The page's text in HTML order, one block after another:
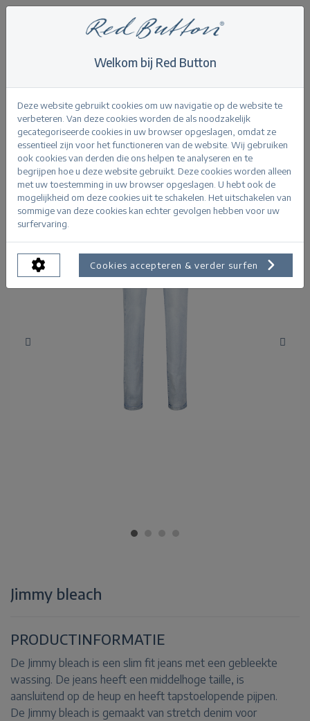
Jimmy bleach
Terug
Jimmy bleach
PRODUCTINFORMATIE
De Jimmy bleach is een slim fit jeans met een gebleekte
wassing. De jeans heeft een middelhoge taille, is
aansluitend op de heup en heeft tapstoelopende pijpen.
De Jimmy bleach is gemaakt van stretch denim voor
Welkom bij Red Button
Deze website gebruikt cookies om uw navigatie op de website te
verbeteren. Van deze cookies worden de als noodzakelijk
gecategoriseerde cookies in uw browser opgeslagen, omdat ze
essentieel zijn voor het functioneren van de website. Wij gebruiken
ook cookies van derden die ons helpen te analyseren en te
begrijpen hoe u deze website gebruikt. Deze cookies worden alleen
met uw toestemming in uw browser opgeslagen. U hebt ook de
mogelijkheid om deze cookies uit te schakelen. Het uitschakelen van
sommige van deze cookies kan echter gevolgen hebben voor uw
surfervaring.
Cookies accepteren & verder surfen